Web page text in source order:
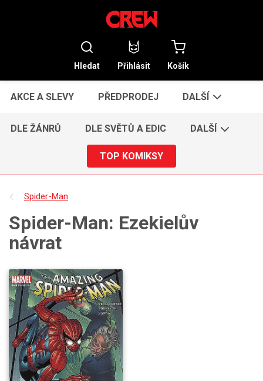
Hledat Přihlásit Košík
AKCE A SLEVY PŘEDPRODEJ DALŠÍ
DLE ŽÁNRŮ DLE SVĚTŮ A EDIC DALŠÍ
TOP KOMIKSY
Spider-Man
Spider-Man: Ezekielův
návrat